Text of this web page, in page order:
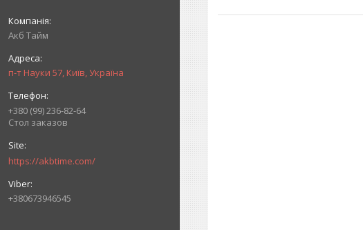
Акб Тайм
п-т Науки 57, Київ, Україна
+380 (99) 236-82-64
Стол заказов
https://akbtime.com/
+380673946545